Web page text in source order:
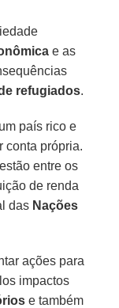
e as
refugiados.
país rico e
conta própria.
entre os
de renda
das Nações
ações para
impactos
e também